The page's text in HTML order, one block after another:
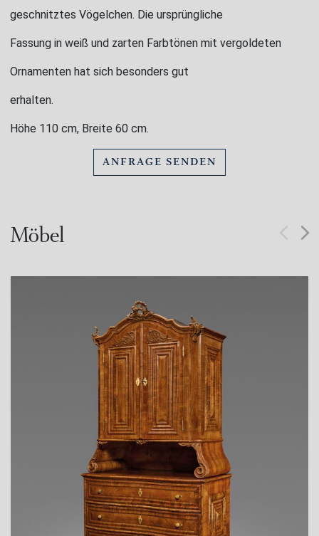
geschnitztes Vögelchen. Die ursprüngliche
Fassung in weiß und zarten Farbtönen mit vergoldeten
Ornamenten hat sich besonders gut
erhalten.
Höhe 110 cm, Breite 60 cm.
ANFRAGE SENDEN
Möbel